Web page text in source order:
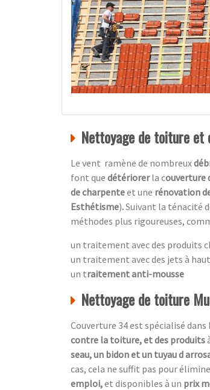
Nettoyage de toiture
Le vent ramène de nombreux
font que détériorerla couverture
de charpenteet une rénovation
Esthétisme).Suivant la ténacité
méthodes plus rigoureuses,
un traitement avec des produits
un traitement avec des jets à
un traitement anti-mousse
Nettoyage de toiture
Couverture 34 est spécialisé dans
contre la toiture, et des produits
seau, un bidon et un tuyau d
cas, cela ne suffit pas pour
emploi,et disponibles à un prix